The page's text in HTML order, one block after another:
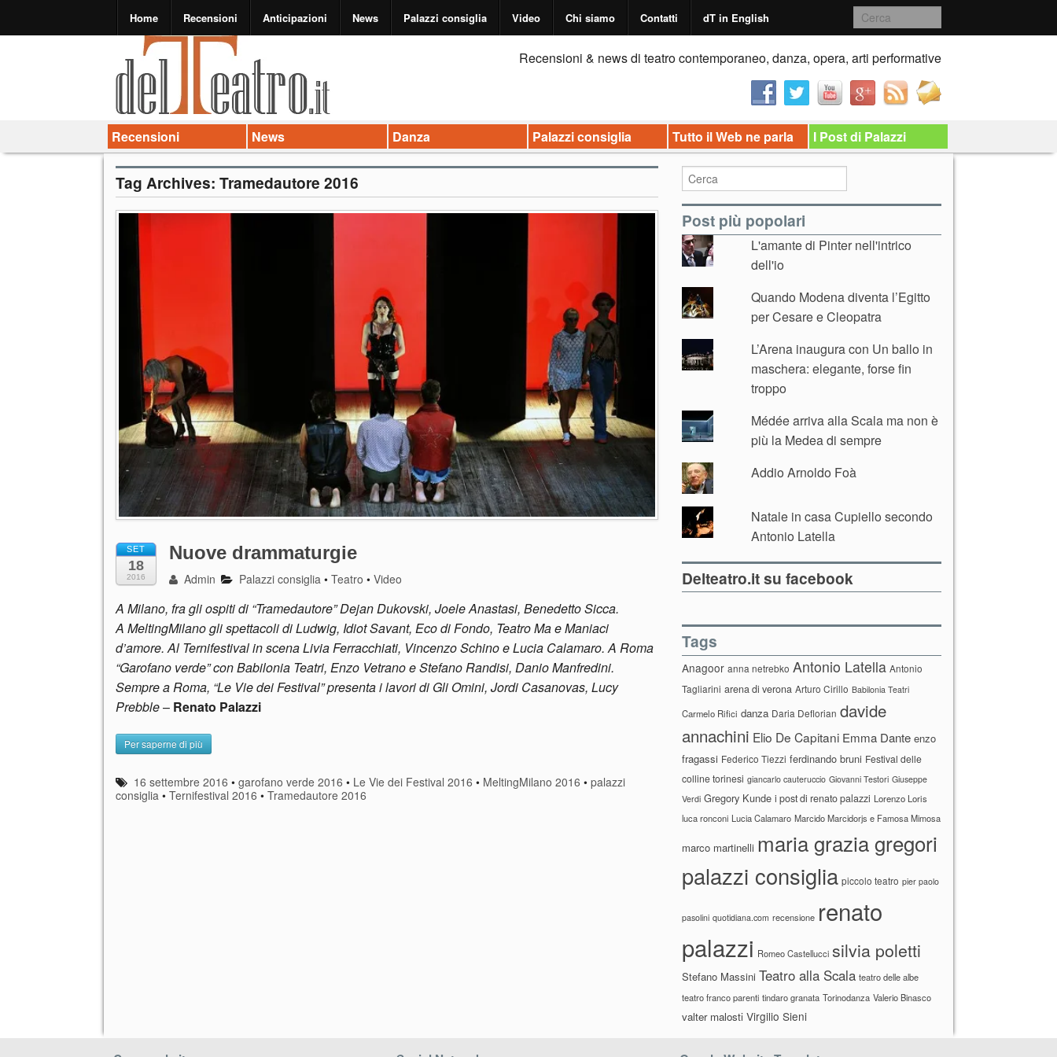
Home Recensioni Anticipazioni News Palazzi consiglia Video Chi siamo Contatti dT in English
Recensioni & news di teatro contemporaneo, danza, opera, arti performative
Recensioni News Danza Palazzi consiglia Tutto il Web ne parla I Post di Palazzi
Tag Archives: Tramedautore 2016
SET
18
2016
Nuove drammaturgie
Admin Palazzi consiglia •Teatro •Video
A Milano, fra gli ospiti di “Tramedautore” Dejan Dukovski, Joele Anastasi, Benedetto Sicca.
A MeltingMilano gli spettacoli di Ludwig, Idiot Savant, Eco di Fondo, Teatro Ma e Maniaci
d’amore. Al Ternifestival in scena Livia Ferracchiati, Vincenzo Schino e Lucia Calamaro. A Roma
“Garofano verde” con Babilonia Teatri, Enzo Vetrano e Stefano Randisi, Danio Manfredini.
Sempre a Roma, “Le Vie dei Festival” presenta i lavori di Gli Omini, Jordi Casanovas, Lucy
Prebble– Renato Palazzi
Per saperne di più
16 settembre 2016 •garofano verde 2016 • Le Vie dei Festival 2016 • MeltingMilano 2016 •palazzi
consiglia • Ternifestival 2016 • Tramedautore 2016
Post più popolari
L'amante di Pinter nell'intrico
dell'io
Quando Modena diventa l’Egitto
per Cesare e Cleopatra
L’Arena inaugura con Un ballo in
maschera: elegante, forse fin
troppo
Médée arriva alla Scala ma non è
più la Medea di sempre
Addio Arnoldo Foà
Natale in casa Cupiello secondo
Antonio Latella
Delteatro.it su facebook
Tags
Anagoor anna netrebko Antonio Latella Antonio
Tagliarini arena di verona Arturo Cirillo Babilonia Teatri
Carmelo Rifici danza Daria Deflorian davide
annachini Elio De Capitani Emma Dante enzo
fragassi Federico Tiezzi ferdinando bruni Festival delle
colline torinesi giancarlo cauteruccio Giovanni Testori Giuseppe
Verdi Gregory Kunde i post di renato palazzi Lorenzo Loris
luca ronconi Lucia Calamaro Marcido Marcidorjs e Famosa Mimosa
marco martinelli maria grazia gregori
palazzi consiglia piccolo teatro pier paolo
pasolini quotidiana.com recensione renato
palazzi Romeo Castellucci silvia poletti
Stefano Massini Teatro alla Scala teatro delle albe
teatro franco parenti tindaro granata Torinodanza Valerio Binasco
valter malosti Virgilio Sieni